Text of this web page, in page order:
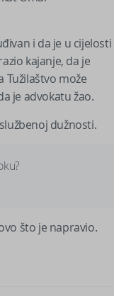
i da je u cijelosti
kajanje, da je
Tužilaštvo može
je advokatu žao.
dužnosti.
što je napravio.